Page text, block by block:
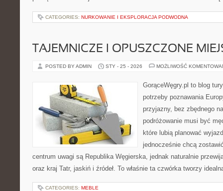
CATEGORIES: NURKOWANIE I EKSPLORACJA PODWODNA
TAJEMNICZE I OPUSZCZONE
POSTED BY ADMIN STY - 25 - 2026 MOŻLIWOŚĆ
GorąceWęgry.pl to blog
potrzeby poznawania
przyjazny, bez zbędnego
podróżowanie musi być
które lubią planować
jednocześnie chcą
centrum uwagi są Republika Węgierska, jednak naturalnie
oraz kraj Tatr, jaskiń i źródeł. To właśnie ta czwórka tworzy
CATEGORIES: MEBLE